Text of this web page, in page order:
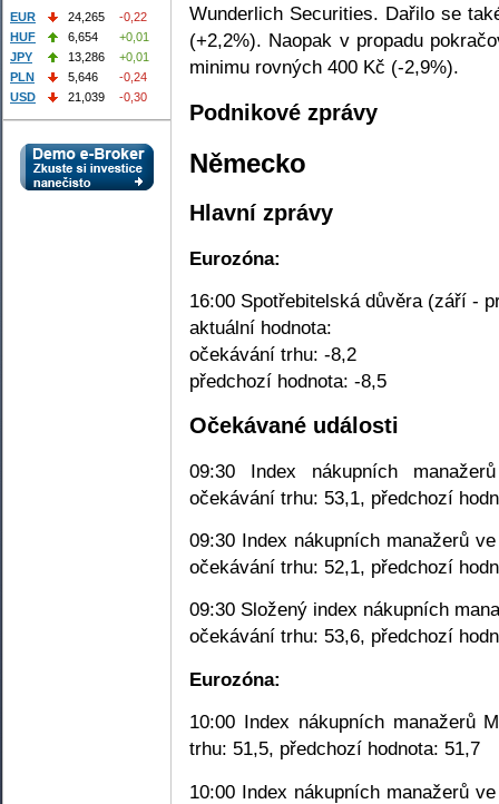
Wunderlich Securities. Dařilo se
(+2,2%). Naopak v propadu
minimu rovných 400 Kč (-2,9%).
Podnikové zprávy
Německo
Hlavní zprávy
Eurozóna:
16:00 Spotřebitelská důvěra (září -
aktuální hodnota:
očekávání trhu: -8,2
předchozí hodnota: -8,5
Očekávané události
09:30 Index nákupních
očekávání trhu: 53,1, předchozí
09:30 Index nákupních manažerů
očekávání trhu: 52,1, předchozí
09:30 Složený index nákupních
očekávání trhu: 53,6, předchozí
Eurozóna:
10:00 Index nákupních manažerů
trhu: 51,5, předchozí hodnota: 51,7
10:00 Index nákupních manažerů
EUR 24,265
-0,22
HUF
6,654
+0,01
JPY
13,286
+0,01
PLN
5,646
-0,24
USD
21,039 -0,30